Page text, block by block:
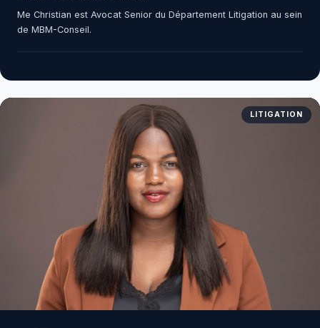
Me Christian est Avocat Senior du Département Litigation au sein
de MBM-Conseil.
LITIGATION